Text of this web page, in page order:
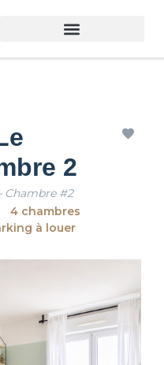
2
Chambre #2
4 chambres
à louer